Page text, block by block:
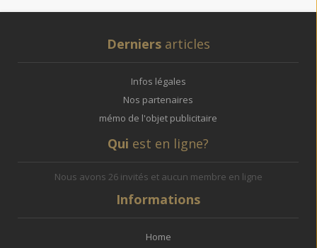
Derniersarticles
Infos légales
Nos partenaires
mémo de l'objet publicitaire
Qui est en ligne?
Nous avons 26 invités et aucun membre en ligne
Informations
Home